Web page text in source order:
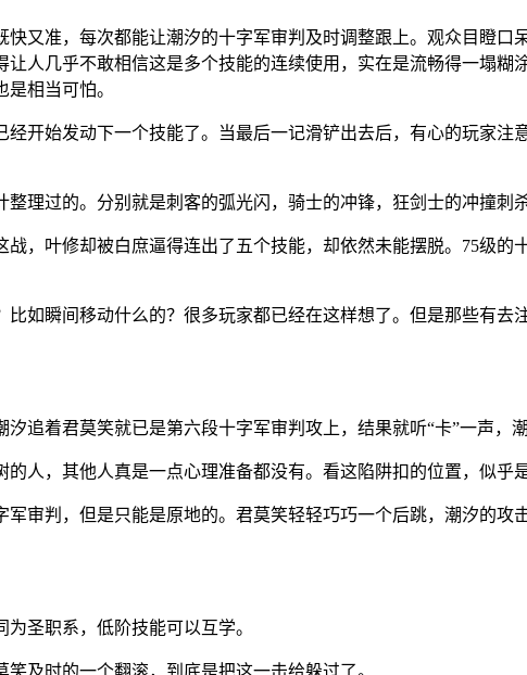
又准，每次都能让潮汐的十字军审判及时调整跟上。观众目瞪
人几乎不敢相信这是多个技能的连续使用，实在是流畅得一塌
相当可怕。
开始发动下一个技能了。当最后一记滑铲出去后，有心的玩家
理过的。分别就是刺客的弧光闪，骑士的冲锋，狂剑士的冲撞刺
，叶修却被白庶逼得连出了五个技能，却依然未能摆脱。75级
如瞬间移动什么的？很多玩家都已经在这样想了。但是那些有去
追着君莫笑就已是第六段十字军审判攻上，结果就听“卡”一声，
人，其他人真是一点心理准备都没有。看这陷阱扣的位置，似乎
审判，但是只能是原地的。君莫笑轻轻巧巧一个后跳，潮汐的
圣职系，低阶技能可以互学。
及时的一个翻滚，到底是把这一击给躲过了。